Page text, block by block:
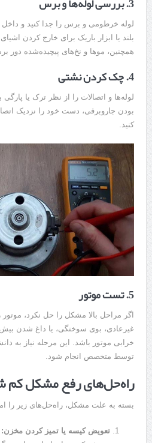
لوله خرطومی و برس را جدا کنید و داخل
بلند یا ابزار باریک برای خارج کردن
همچنین، موها و نخ‌های پیچیده‌شده دور
4. چک کردن نشتی
لوله‌ها و اتصالات را از نظر ترک یا
بودن جاروبرقی، دست خود را نزدیک
کنید.
5. تست موتور
اگر مراحل بالا مشکل را حل نکرد،
غیرعادی، بوی سوختگی، یا داغ شدن بیش
خرابی موتور باشد. این مرحله نیاز به
توسط متخصص انجام شود.
راه‌حل‌های رفع مشکل
بسته به علت مشکل، راه‌حل‌های زیر را
تعویض کیسه یا تمیز کردن مخزن: